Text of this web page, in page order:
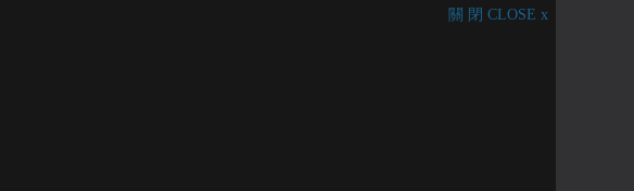
關 閉 CLOSE x